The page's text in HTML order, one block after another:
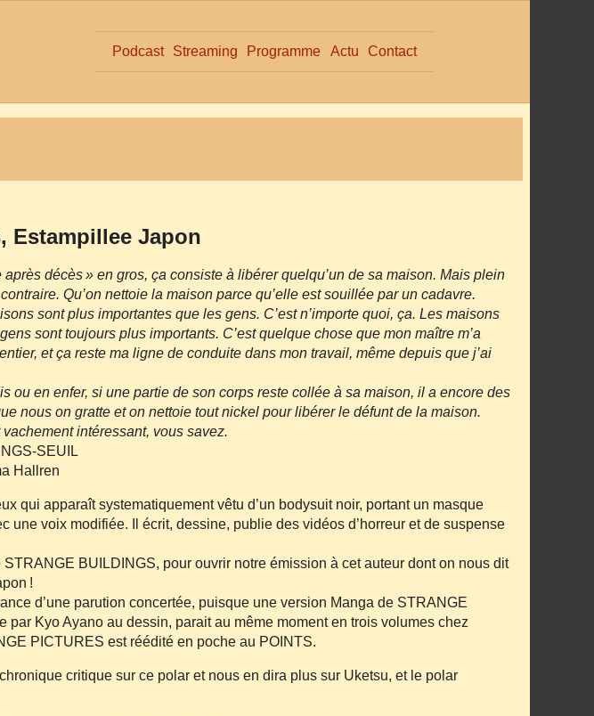
Podcast Streaming Programme Actu Contact
Estampillee Japon
après décès » en gros, ça consiste à libérer quelqu’un de sa maison. Mais plein
Qu’on nettoie la maison parce qu’elle est souillée par un cadavre.
sont plus importantes que les gens. C’est n’importe quoi, ça. Les maisons
sont toujours plus importants. C’est quelque chose que mon maître m’a
et ça reste ma ligne de conduite dans mon travail, même depuis que j’ai
ou en enfer, si une partie de son corps reste collée à sa maison, il a encore des
nous on gratte et on nettoie tout nickel pour libérer le défunt de la maison.
vachement intéressant, vous savez.
Hallren
qui apparaît systematiquement vêtu d’un bodysuit noir, portant un masque
une voix modifiée. Il écrit, dessine, publie des vidéos d’horreur et de suspense
BUILDINGS, pour ouvrir notre émission à cet auteur dont on nous dit
!
d’une parution concertée, puisque une version Manga de STRANGE
par Kyo Ayano au dessin, parait au même moment en trois volumes chez
PICTURES est réédité en poche au POINTS.
critique sur ce polar et nous en dira plus sur Uketsu, et le polar